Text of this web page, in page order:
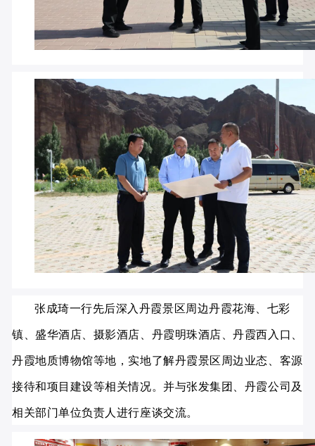
张成琦一行先后深入丹霞景区周边丹霞花海、七彩
镇、盛华酒店、摄影酒店、丹霞明珠酒店、丹霞西入口、
丹霞地质博物馆等地，实地了解丹霞景区周边业态、客源
接待和项目建设等相关情况。并与张发集团、丹霞公司及
相关部门单位负责人进行座谈交流。